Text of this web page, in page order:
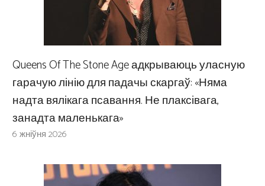
Queens Of The Stone Age адкрываюць уласную
гарачую лінію для падачы скаргаў: «Няма
надта вялікага псавання. Не плаксівага,
занадта маленькага»
6 жніўня 2026